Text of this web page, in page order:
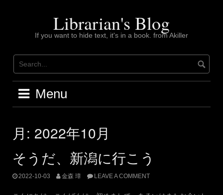
Librarian's Blog
If you want to hide text, it's in a book. from Akiller
Menu
月: 2022年10月
そうだ、新潟に行こう
2022-10-03 金森 璋 LEAVE A COMMENT